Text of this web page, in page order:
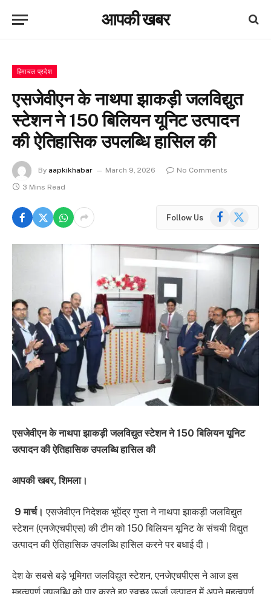
आपकी खबर
हिमाचल प्रदेश
एसजेवीएन के नाथपा झाकड़ी जलविद्युत
स्टेशन ने 150 बिलियन यूनिट उत्पादन
की ऐतिहासिक उपलब्धि हासिल की
By aapkikhabar March 9, 2026
No Comments
3 Mins Read
Follow Us Facebook
X
एसजेवीएन के नाथपा झाकड़ी जलविद्युत स्टेशन ने 150 बिलियन यूनिट
उत्पादन की ऐतिहासिक उपलब्धि हासिल की
आपकी खबर, शिमला।
9 मार्च। एसजेवीएन निदेशक भूपेंद्र गुप्ता ने नाथपा झाकड़ी जलविद्युत
स्टेशन (एनजेएचपीएस) की टीम को 150 बिलियन यूनिट के संचयी विद्युत
उत्पादन की ऐतिहासिक उपलब्धि हासिल करने पर बधाई दी।
देश के सबसे बड़े भूमिगत जलविद्युत स्टेशन, एनजेएचपीएस ने आज इस